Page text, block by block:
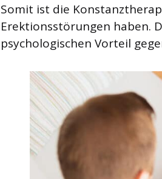
Somit ist die
Erektionsstörungen haben.
psychologischen Vorteil